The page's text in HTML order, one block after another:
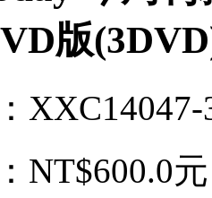
版
XXC14047-
NT$600.0元